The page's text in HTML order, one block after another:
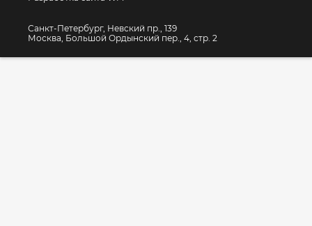
Санкт-Петербург, Невский пр., 139
Москва, Большой Ордынский пер., 4, стр. 2